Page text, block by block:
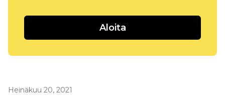
Aloita
Heinäkuu 20, 2021